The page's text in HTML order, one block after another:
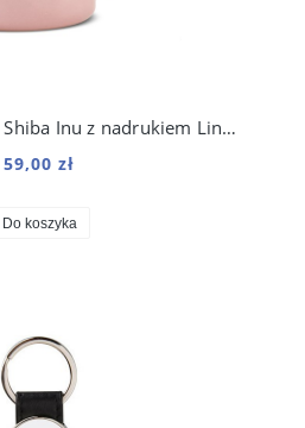
Kubek emaliowany Shiba Inu z nadrukiem Line Różowy
59,00 zł
Do koszyka